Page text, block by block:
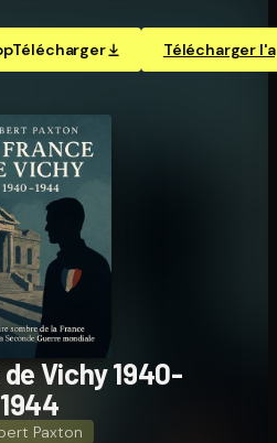
Télécharger Télécharger
Vichy 1940-
1944
Paxton